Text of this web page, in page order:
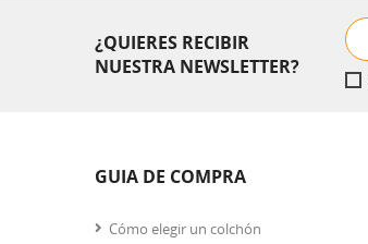
¿QUIERES RECIBIR
NUESTRA NEWSLETTER?
GUIA DE COMPRA
Cómo elegir un colchón